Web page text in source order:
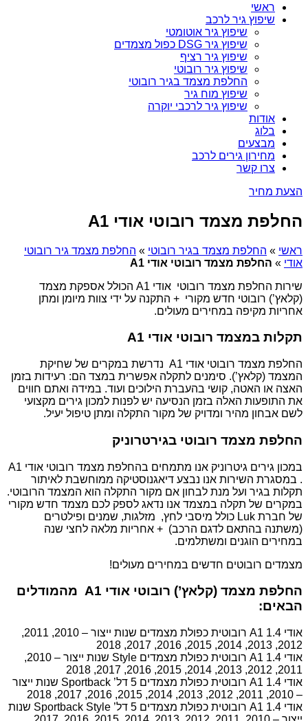
ראשי
שיפוץ גיר לרכב
שיפוץ גיר אוטומטי
שיפוץ גיר DSG כפול מצמדים
שיפוץ גיר רציף
שיפוץ גיר רובוטי
החלפת מצמד בגיר רובוטי
שיפוץ מוח גיר
שיפוץ גיר לרכבי יוקרה
אודות
בלוג
מבצעים
מחירון גירים לרכב
צרו קשר
הצעת מחיר
החלפת מצמד רובוטי אודי A1
ראשי » החלפת מצמד בגיר רובוטי » החלפת מצמד גיר רובוטי
אודי » החלפת מצמד רובוטי אודי A1
שירות החלפת מצמד רובוטי אודי A1 הכולל אספקת מצמד
(קלאץ’) רובוטי חדש מקורי + התקנה על ידי צוות מיומן ומתן
אחריות מקיפה במחירים מעולים.
תקלות במצמד רובוטי אודי A1
החלפת מצמד רובוטי אודי A1 נדרשת במקרים של שחיקת
המצמד (קלאץ’). סימנים לתקלה אפשרית במצד הם: רעידות בזמן
האצה או האטה, קושי בהעברת הילוכים ועוד. במידה ואתם חווים
את התופעות האלה בזמן הנסיעה יש לפנות למכון גירים מקצועי
לשם אבחון מהיר ומדויק של מקור התקלה ומתן טיפול יעיל.
החלפת מצמד רובוטי בגירטרוניק
במכון גירים גיטרוניק אנו מתמחים בהחלפת מצמד רובוטי אודי A1
. במסגרת השירות אנו נבצע דיאגנוסטיקה ממוחשבת לאיתור
תקלות בגיר ועל מנת לבחון אם מקור התקלה הוא המצמד הרובוטי.
במקרים של תקלה במצמד אנו נדאג לספק לכם מצמד חדש מקורי
של חברת Luk כולל מיסבי לחץ, מזלגות, שמנים ופילטרים
(משתנה בהתאם לדגם הרכב) + אחריות מלאה לחצי שנה
במחירים הוגנים ומשתלמים.
מצמדים רובוטים חדשים במחירים מעולים!
החלפת מצמד (קלאץ’) רובוטי אודי A1 מהמודלים
הבאים:
אודי A1 1.4 רובוטית כפולת מצמדים שנות ייצור – 2010, 2011,
2012, 2013, 2014, 2015, 2016, 2017, 2018
אודי A1 1.4 רובוטית כפולת מצמדים Style שנות ייצור – 2010,
2011, 2012, 2013, 2014, 2015, 2016, 2017, 2018
אודי A1 1.4 רובוטית כפולת מצמדים 5 דל’ Sportback שנות ייצור
– 2010, 2011, 2012, 2013, 2014, 2015, 2016, 2017, 2018
אודי A1 1.4 רובוטית כפולת מצמדים 5 דל’ Sportback Style שנות